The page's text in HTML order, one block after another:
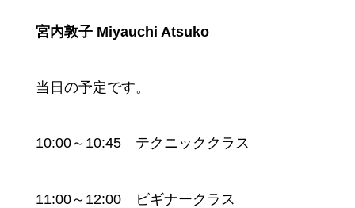
宮内敦子 Miyauchi Atsuko
当日の予定です。
10:00～10:45 テクニッククラス
11:00～12:00 ビギナークラス